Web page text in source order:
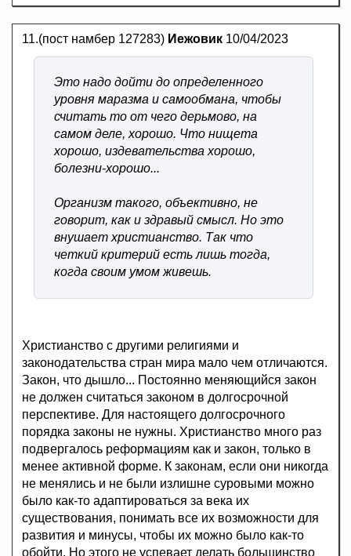
11.(пост намбер 127283) Иежовик 10/04/2023
Это надо дойти до определенного
уровня маразма и самообмана, чтобы
считать то от чего дерьмово, на
самом деле, хорошо. Что нищета
хорошо, издевательства хорошо,
болезни-хорошо...
Организм такого, объективно, не
говорит, как и здравый смысл. Но это
внушает христианство. Так что
четкий критерий есть лишь тогда,
когда своим умом живешь.
Христианство с другими религиями и
законодательства стран мира мало чем отличаются.
Закон, что дышло... Постоянно меняющийся закон
не должен считаться законом в долгосрочной
перспективе. Для настоящего долгосрочного
порядка законы не нужны. Христианство много раз
подвергалось реформациям как и закон, только в
менее активной форме. К законам, если они никогда
не менялись и не были излишне суровыми можно
было как-то адаптироваться за века их
существования, понимать все их возможности для
развития и минусы, чтобы их можно было как-то
обойти. Но этого не успевает делать большинство